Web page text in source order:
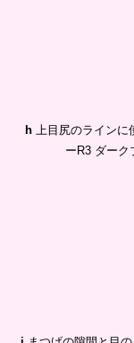
h上目尻のラインに
ーR3 ダーク